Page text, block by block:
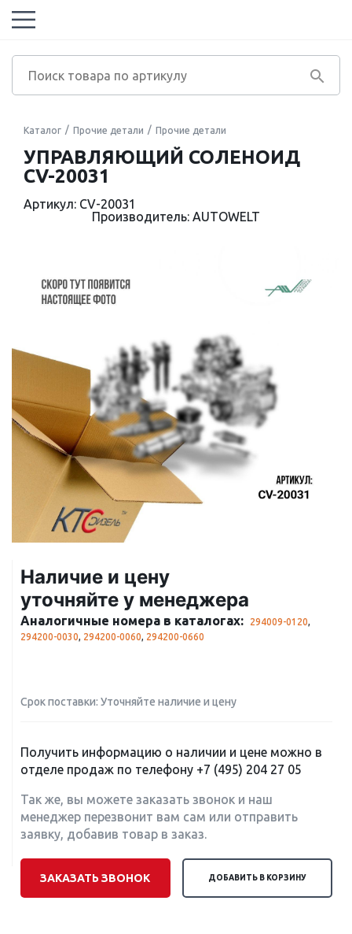
Каталог Прочие детали Прочие детали
УПРАВЛЯЮЩИЙ СОЛЕНОИД
CV-20031
Артикул: CV-20031
Производитель: AUTOWELT
Наличие и цену
уточняйте у менеджера
Аналогичные номера в каталогах: 294009-0120,
294200-0030, 294200-0060, 294200-0660
Срок поставки: Уточняйте наличие и цену
Получить информацию о наличии и цене можно в
отделе продаж по телефону +7 (495) 204 27 05
Так же, вы можете заказать звонок и наш
менеджер перезвонит вам сам или отправить
заявку, добавив товар в заказ.
ЗАКАЗАТЬ ЗВОНОК ДОБАВИТЬ В КОРЗИНУ